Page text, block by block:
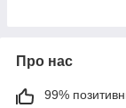
Про нас
99%